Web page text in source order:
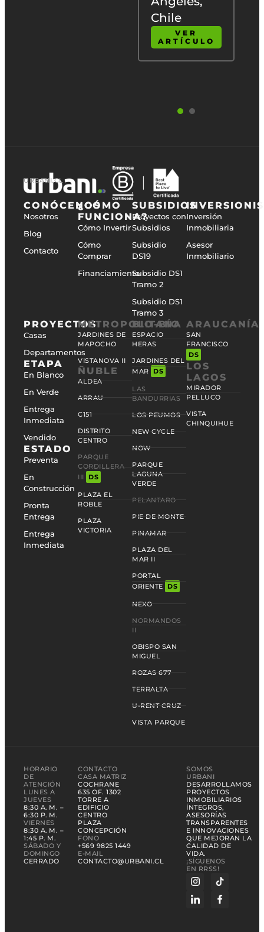
Chile
VER
ARTÍCULO
URBANI.CL
CONÓCENOS
Nosotros
Blog
Contacto
¿CÓMO
FUNCIONA?
Cómo Invertir
Cómo
Comprar
Financiamiento
SUBSIDIOS
Proyectos con
Subsidios
Subsidio
DS19
Subsidio DS1
Tramo 2
Subsidio DS1
Tramo 3
Inversión
Inmobiliaria
Asesor
Inmobiliario
PROYECTOS
Casas
Departamentos
ETAPA
En Blanco
En Verde
Entrega
Inmediata
Vendido
ESTADO
Preventa
En
Construcción
Pronta
Entrega
Entrega
Inmediata
METROPOLITANA
JARDINES DE
MAPOCHO
VISTANOVA II
ÑUBLE
ALDEA
ARRAU
C151
DISTRITO
CENTRO
PARQUE
CORDILLERA
III
DS
PLAZA EL
ROBLE
PLAZA
VICTORIA
BIO-BÍO
ESPACIO
HERAS
JARDINES DEL
MAR
DS
LAS
BANDURRIAS
LOS PEUMOS
NEW CYCLE
NOW
PARQUE
LAGUNA
VERDE
PELANTARO
PIE DE MONTE
PINAMAR
PLAZA DEL
MAR II
PORTAL
ORIENTE
DS
NEXO
NORMANDOS
II
OBISPO SAN
MIGUEL
ROZAS 677
TERRALTA
U-RENT CRUZ
VISTA PARQUE
ARAUCANÍA
SAN
FRANCISCO
DS
LOS
LAGOS
MIRADOR
PELLUCO
VISTA
CHINQUIHUE
HORARIO
DE
ATENCIÓN
LUNES A
JUEVES
8:30 A. M. –
6:30 P. M.
VIERNES
8:30 A. M. –
1:45 P. M.
SÁBADO Y
DOMINGO
CERRADO
CONTACTO
CASA MATRIZ
COCHRANE
635 OF. 1302
TORRE A
EDIFICIO
CENTRO
PLAZA
CONCEPCIÓN
FONO
+569 9825 1449
E-MAIL
CONTACTO@URBANI.CL
SOMOS
URBANI
DESARROLLAMOS
PROYECTOS
INMOBILIARIOS
ÍNTEGROS,
ASESORÍAS
TRANSPARENTES
E INNOVACIONES
QUE MEJORAN LA
CALIDAD DE
VIDA.
¡SÍGUENOS
EN RRSS!